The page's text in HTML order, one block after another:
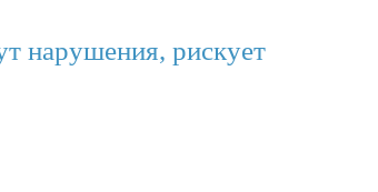
нарушения, рискует